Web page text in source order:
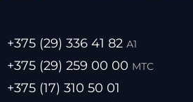
+375 (29) 336 41 82 А1
+375 (29) 259 00 00 МТС
+375 (17) 310 50 01